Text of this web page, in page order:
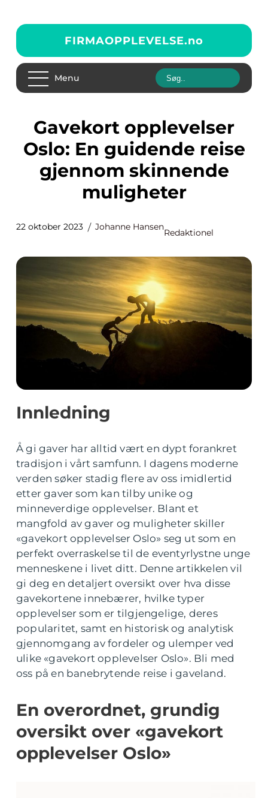
FIRMAOPPLEVELSE.no
Menu
Gavekort opplevelser
Oslo: En guidende reise
gjennom skinnende
muligheter
22 oktober 2023 Johanne Hansen
Redaktionel
Innledning
Å gi gaver har alltid vært en dypt forankret
tradisjon i vårt samfunn. I dagens moderne
verden søker stadig flere av oss imidlertid
etter gaver som kan tilby unike og
minneverdige opplevelser. Blant et
mangfold av gaver og muligheter skiller
«gavekort opplevelser Oslo» seg ut som en
perfekt overraskelse til de eventyrlystne unge
menneskene i livet ditt. Denne artikkelen vil
gi deg en detaljert oversikt over hva disse
gavekortene innebærer, hvilke typer
opplevelser som er tilgjengelige, deres
popularitet, samt en historisk og analytisk
gjennomgang av fordeler og ulemper ved
ulike «gavekort opplevelser Oslo». Bli med
oss på en banebrytende reise i gaveland.
En overordnet, grundig
oversikt over «gavekort
opplevelser Oslo»